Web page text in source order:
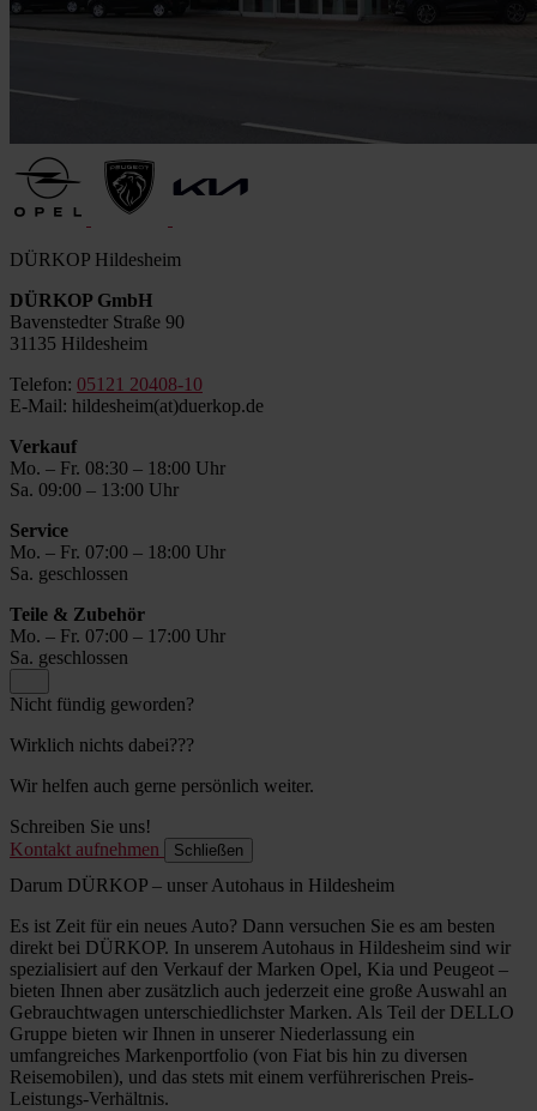
DÜRKOP Hildesheim
DÜRKOP GmbH
Bavenstedter Straße 90
31135 Hildesheim
Telefon: 05121 20408-10
E-Mail: hildesheim(at)duerkop.de
Verkauf
Mo. – Fr. 08:30 – 18:00 Uhr
Sa. 09:00 – 13:00 Uhr
Service
Mo. – Fr. 07:00 – 18:00 Uhr
Sa. geschlossen
Teile & Zubehör
Mo. – Fr. 07:00 – 17:00 Uhr
Sa. geschlossen
Nicht fündig geworden?
Wirklich nichts dabei???
Wir helfen auch gerne persönlich weiter.
Schreiben Sie uns!
Kontakt aufnehmen
Schließen
Darum DÜRKOP – unser Autohaus in Hildesheim
Es ist Zeit für ein neues Auto? Dann versuchen Sie es am besten
direkt bei DÜRKOP. In unserem Autohaus in Hildesheim sind wir
spezialisiert auf den Verkauf der Marken Opel, Kia und Peugeot –
bieten Ihnen aber zusätzlich auch jederzeit eine große Auswahl an
Gebrauchtwagen unterschiedlichster Marken. Als Teil der DELLO
Gruppe bieten wir Ihnen in unserer Niederlassung ein
umfangreiches Markenportfolio (von Fiat bis hin zu diversen
Reisemobilen), und das stets mit einem verführerischen Preis-
Leistungs-Verhältnis.